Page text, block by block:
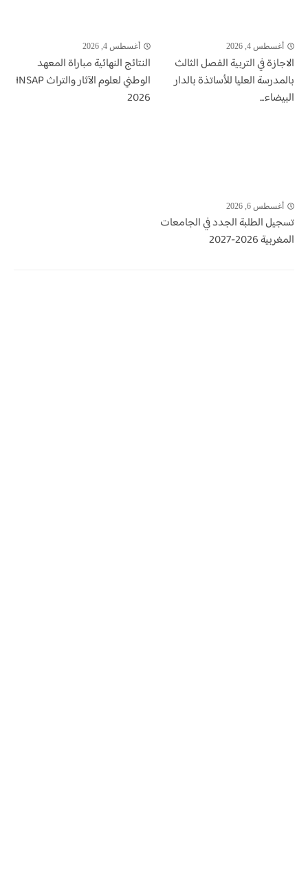
أغسطس 4, 2026
الاجازة في التربية الفصل الثالث
بالمدرسة العليا للأساتذة بالدار
البيضاء...
أغسطس 4, 2026
النتائج النهائية مباراة المعهد
الوطني لعلوم الآثار والتراث INSAP
2026
أغسطس 6, 2026
تسجيل الطلبة الجدد في الجامعات
المغربية 2026-2027